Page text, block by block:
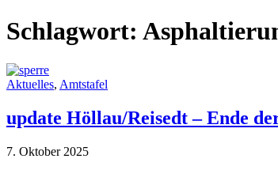
Schlagwort:
Aktuelles, Amtstafel
update Höllau/Reisedt – Ende
7. Oktober 2025